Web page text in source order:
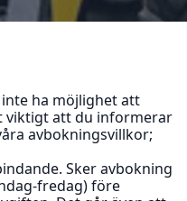
ha möjlighet att
viktigt att du informerar
avbokningsvillkor;
Sker avbokning
fredag) före